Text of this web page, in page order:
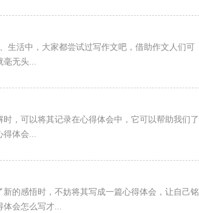
生活中，大家都尝试过写作文吧，借助作文人们可
毫无头...
，可以将其记录在心得体会中，它可以帮助我们了
得体会...
的感悟时，不妨将其写成一篇心得体会，让自己铭
体会怎么写才...